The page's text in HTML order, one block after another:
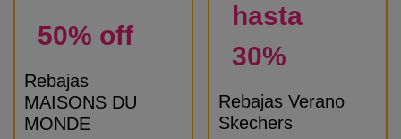
50% off
Rebajas
MAISONS DU
MONDE
hasta
30%
Rebajas Verano
Skechers